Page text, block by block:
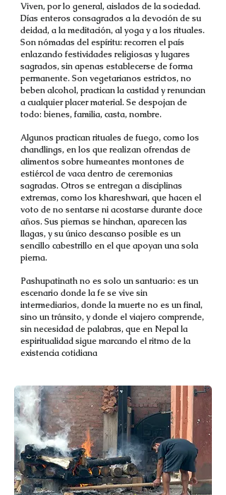
Viven, por lo general, aislados de la sociedad.
Días enteros consagrados a la devoción de su
deidad, a la meditación, al yoga y a los rituales.
Son nómadas del espíritu: recorren el país
enlazando festividades religiosas y lugares
sagrados, sin apenas establecerse de forma
permanente. Son vegetarianos estrictos, no
beben alcohol, practican la castidad y renuncian
a cualquier placer material. Se despojan de
todo: bienes, familia, casta, nombre.
Algunos practican rituales de fuego, como los
chandlings, en los que realizan ofrendas de
alimentos sobre humeantes montones de
estiércol de vaca dentro de ceremonias
sagradas. Otros se entregan a disciplinas
extremas, como los khareshwari, que hacen el
voto de no sentarse ni acostarse durante doce
años. Sus piernas se hinchan, aparecen las
llagas, y su único descanso posible es un
sencillo cabestrillo en el que apoyan una sola
pierna.
Pashupatinath no es solo un santuario: es un
escenario donde la fe se vive sin
intermediarios, donde la muerte no es un final,
sino un tránsito, y donde el viajero comprende,
sin necesidad de palabras, que en Nepal la
espiritualidad sigue marcando el ritmo de la
existencia cotidiana